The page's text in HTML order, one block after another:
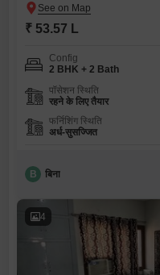
₹ 53.57 L
Config
2 BHK + 2 Bath
पॉसेशन स्थिति
रहने के लिए तैयार
फर्निशिंग स्थिति
अर्ध-सुसज्जित
B बिना
4